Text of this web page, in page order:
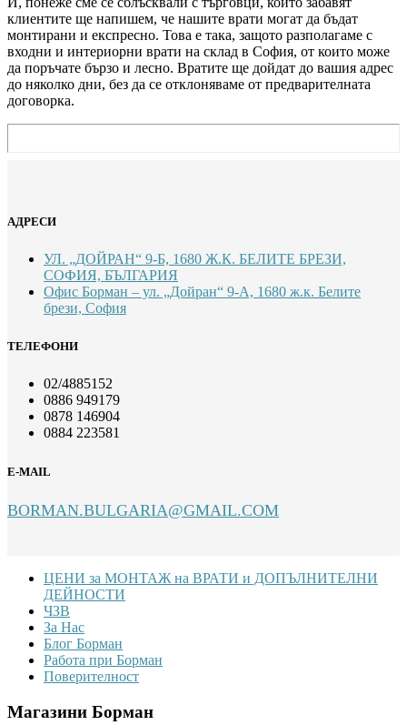
клиентите ще напишем, че нашите врати могат да бъдат
монтирани и експресно. Това е така, защото разполагаме с
входни и интериорни врати на склад в София, от които може
да поръчате бързо и лесно. Вратите ще дойдат до вашия адрес
до няколко дни, без да се отклоняваме от предварителната
договорка.
АДРЕСИ
УЛ. „ДОЙРАН“ 9-Б, 1680 Ж.К. БЕЛИТЕ БРЕЗИ,
СОФИЯ, БЪЛГАРИЯ
Офис Борман – ул. „Дойран“ 9-А, 1680 ж.к. Белите
брези, София
ТЕЛЕФОНИ
02/4885152
0886 949179
0878 146904
0884 223581
E-MAIL
BORMAN.BULGARIA@GMAIL.COM
FooterЦЕНИ за МОНТАЖ на ВРАТИ и ДОПЪЛНИТЕЛНИ
ДЕЙНОСТИ
ЧЗВ
За Нас
Блог Борман
Работа при Борман
Поверителност
Магазини Борман